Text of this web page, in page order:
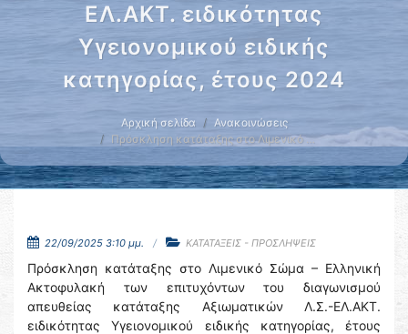
ΕΛ.ΑΚΤ. ειδικότητας
Υγειονομικού ειδικής
κατηγορίας, έτους 2024
Αρχική σελίδα
Ανακοινώσεις
Πρόσκληση κατάταξης στο Λιμενικό …
22/09/2025 3:10 μμ. ΚΑΤΑΤΑΞΕΙΣ - ΠΡΟΣΛΗΨΕΙΣ
Πρόσκληση κατάταξης στο Λιμενικό Σώμα – Ελληνική
Ακτοφυλακή των επιτυχόντων του διαγωνισμού
απευθείας κατάταξης Αξιωματικών Λ.Σ.-ΕΛ.ΑΚΤ.
ειδικότητας Υγειονομικού ειδικής κατηγορίας, έτους